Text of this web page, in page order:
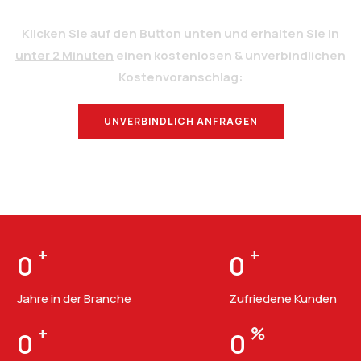
Klicken Sie auf den Button unten und erhalten Sie in
unter 2 Minuten einen kostenlosen & unverbindlichen
Kostenvoranschlag:
UNVERBINDLICH ANFRAGEN
0 +
Jahre in der Branche
0 +
Zufriedene Kunden
0 + 0 %